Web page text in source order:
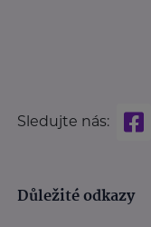
Sledujte nás:
Důležité odkazy